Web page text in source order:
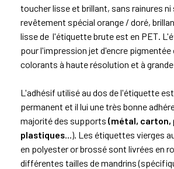
toucher lisse et brillant, sans rainures
revêtement spécial orange / doré,
lisse de l'étiquette brute est en PET.
pour l'impression jet d'encre pigmentée
colorants à haute résolution et à
L'adhésif utilisé au dos de l'étiquette
permanent et il lui une très bonne
majorité des supports (métal, carton,
plastiques …). Les étiquettes vierges
en polyester or brossé sont livrées en
différentes tailles de mandrins